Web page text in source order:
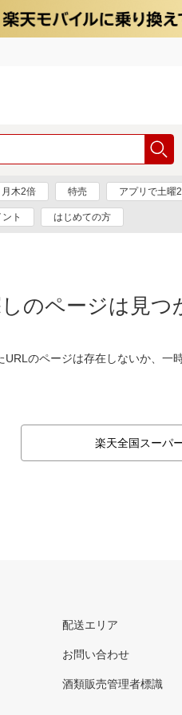
月木2倍 特売 アプリで土曜2
ト はじめての方
のページは見つ
URLのページは存在しないか、一
楽天全国スーパ
配送エリア
お問い合わせ
酒類販売管理者標識